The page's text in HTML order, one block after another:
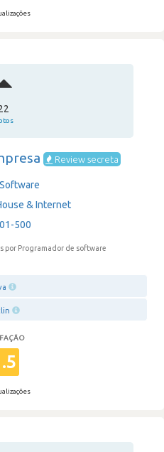
Review secreta
& Internet
·
500
por Programador de software